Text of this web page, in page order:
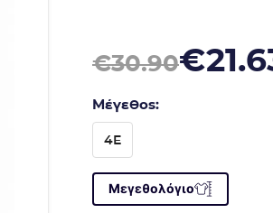
€30.90
Original price was:
€
Η τρέχουσα τιμή είναι:
Μέγεθος:
4E
Μεγεθολόγιο